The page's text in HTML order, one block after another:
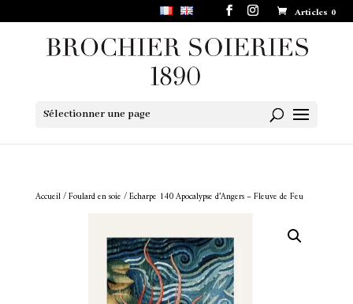
Articles 0
Sélectionner une page
Accueil/Foulard en soie / Echarpe 140 Apocalypse d’Angers – Fleuve de Feu